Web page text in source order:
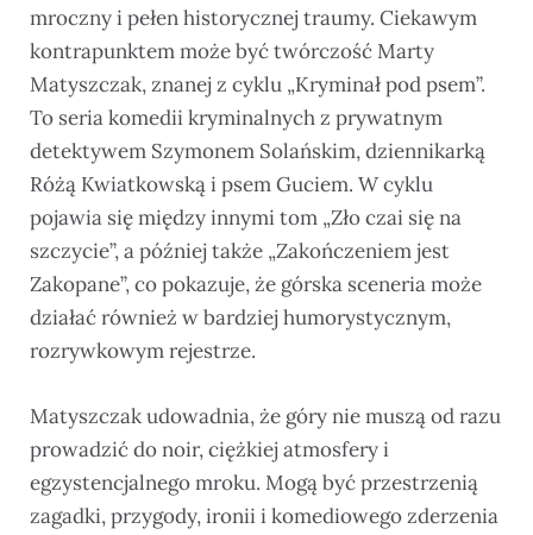
mroczny i pełen historycznej traumy. Ciekawym
kontrapunktem może być twórczość Marty
Matyszczak, znanej z cyklu „Kryminał pod psem”.
To seria komedii kryminalnych z prywatnym
detektywem Szymonem Solańskim, dziennikarką
Różą Kwiatkowską i psem Guciem. W cyklu
pojawia się między innymi tom „Zło czai się na
szczycie”, a później także „Zakończeniem jest
Zakopane”, co pokazuje, że górska sceneria może
działać również w bardziej humorystycznym,
rozrywkowym rejestrze.
Matyszczak udowadnia, że góry nie muszą od razu
prowadzić do noir, ciężkiej atmosfery i
egzystencjalnego mroku. Mogą być przestrzenią
zagadki, przygody, ironii i komediowego zderzenia